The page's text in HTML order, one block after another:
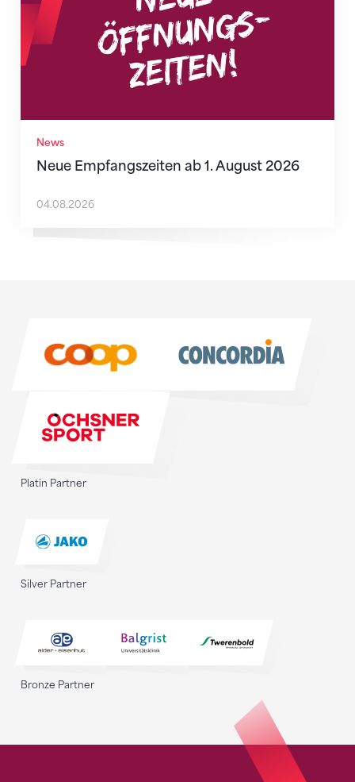
News
Neue Empfangszeiten ab 1. August 2026
04.08.2026
Platin Partner
Silver Partner
Bronze Partner